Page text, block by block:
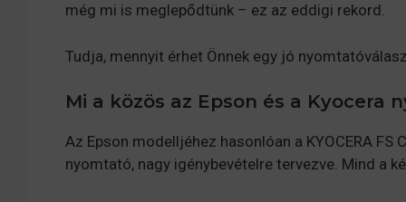
még mi is meglepődtünk – ez az eddigi rekord.
Tudja, mennyit érhet Önnek egy jó
Mi a közös az Epson és a Kyocera
Az Epson modelljéhez hasonlóan a KYOCERA
nyomtató, nagy igénybevételre tervezve. Mind a